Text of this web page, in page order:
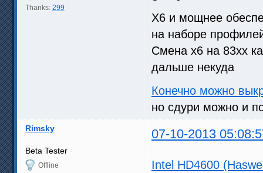
Thanks: 299
Х6 и мощнее
на наборе
Смена х6 на 83хх
дальше некуда
Конечно можно
но сдури можно и
Rimsky 07-10-2013
Beta Tester
Offline
Intel HD4600